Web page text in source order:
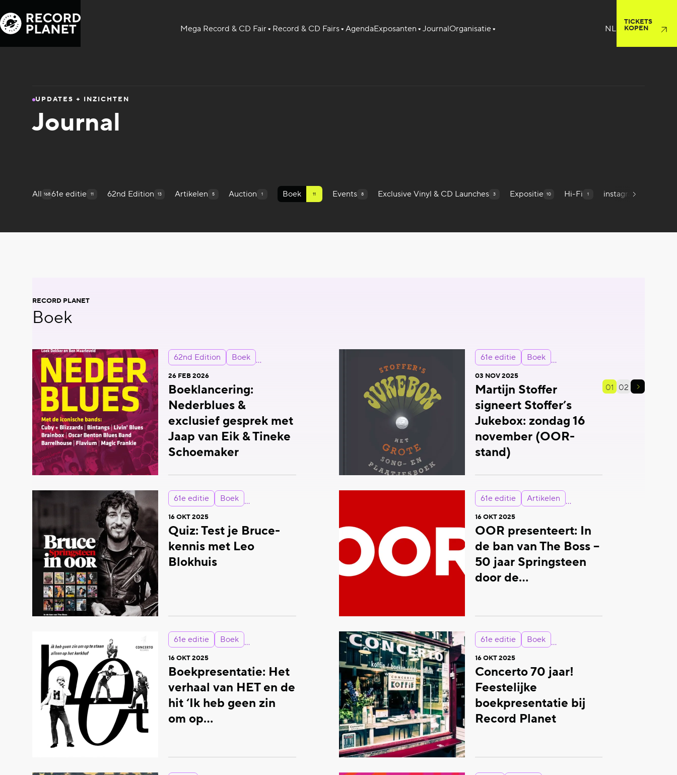
Mega Record & CD Fair Record & CD Fairs AgendaExposanten JournalOrganisatie
TICKETS
KOPEN
UPDATES + INZICHTEN
Journal
All 168 61e editie 11 62nd Edition 13 Artikelen 5 Auction 1 Boek 11 Events 8 Exclusive Vinyl & CD Launches 3 Expositie 10 Hi-Fi 1 instagram
RECORD PLANET
Boek
62nd Edition Boek
26 FEB 2026
Boeklancering:
Nederblues &
exclusief gesprek met
Jaap van Eik & Tineke
Schoemaker
61e editie Boek
03 NOV 2025
Martijn Stoffer
signeert Stoffer’s
Jukebox: zondag 16
november (OOR-
stand)
61e editie Boek
16 OKT 2025
Quiz: Test je Bruce-
kennis met Leo
Blokhuis
61e editie Artikelen
16 OKT 2025
OOR presenteert: In
de ban van The Boss –
50 jaar Springsteen
door de…
61e editie Boek
16 OKT 2025
Boekpresentatie: Het
verhaal van HET en de
hit ‘Ik heb geen zin
om op…
61e editie Boek
16 OKT 2025
Concerto 70 jaar!
Feestelijke
boekpresentatie bij
Record Planet
01 02